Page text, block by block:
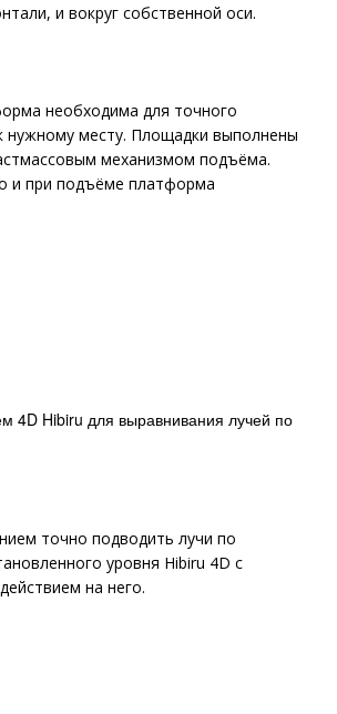
и вокруг собственной оси.
необходима для точного
нужному месту. Площадки выполнены
механизмом подъёма.
и при подъёме платформа
4D Hibiru для выравнивания лучей по
точно подводить лучи по
уровня Hibiru 4D с
на него.